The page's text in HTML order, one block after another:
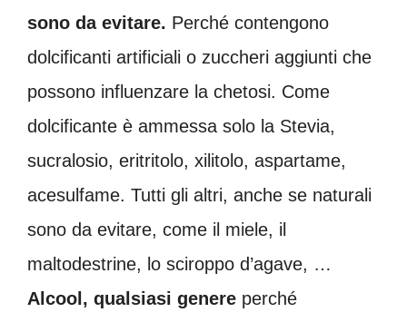
sono da evitare. Perché contengono
dolcificanti artificiali o zuccheri aggiunti che
possono influenzare la chetosi. Come
dolcificante è ammessa solo la Stevia,
sucralosio, eritritolo, xilitolo, aspartame,
acesulfame. Tutti gli altri, anche se naturali
sono da evitare, come il miele, il
maltodestrine, lo sciroppo d’agave, …
Alcool, qualsiasi genere perché